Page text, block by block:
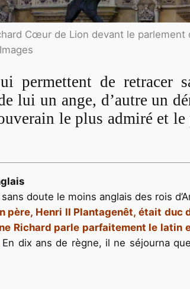
Cœur de Lion devant le
permettent de retracer
lui un ange, d’autre un
le plus admiré et le
doute le moins anglais des rois
père, Henri II Plantagenêt, était duc
Richard parle parfaitement le
En dix ans de règne, il ne séjourna